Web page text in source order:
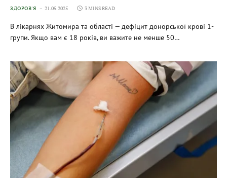
ЗДОРОВ'Я 21.05.2025 3 MINS READ
В лікарнях Житомира та області — дефіцит донорської крові 1-
групи. Якщо вам є 18 років, ви важите не менше 50…